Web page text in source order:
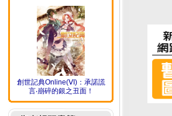
創世記典Online(ⅤI)：承諾謊
言‧崩碎的銀之丑面！